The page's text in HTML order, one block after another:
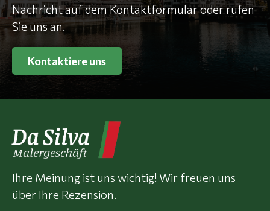
Nachricht auf dem Kontaktformular oder rufen
Sie uns an.
Kontaktiere uns
Ihre Meinung ist uns wichtig! Wir freuen uns
über Ihre Rezension.